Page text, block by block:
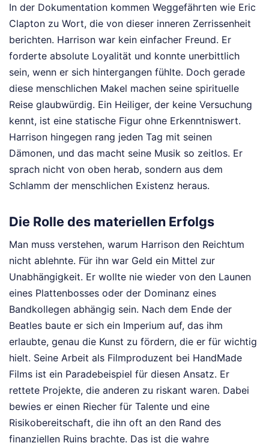
In der Dokumentation kommen Weggefährten wie Eric
Clapton zu Wort, die von dieser inneren Zerrissenheit
berichten. Harrison war kein einfacher Freund. Er
forderte absolute Loyalität und konnte unerbittlich
sein, wenn er sich hintergangen fühlte. Doch gerade
diese menschlichen Makel machen seine spirituelle
Reise glaubwürdig. Ein Heiliger, der keine Versuchung
kennt, ist eine statische Figur ohne Erkenntniswert.
Harrison hingegen rang jeden Tag mit seinen
Dämonen, und das macht seine Musik so zeitlos. Er
sprach nicht von oben herab, sondern aus dem
Schlamm der menschlichen Existenz heraus.
Die Rolle des materiellen Erfolgs
Man muss verstehen, warum Harrison den Reichtum
nicht ablehnte. Für ihn war Geld ein Mittel zur
Unabhängigkeit. Er wollte nie wieder von den Launen
eines Plattenbosses oder der Dominanz eines
Bandkollegen abhängig sein. Nach dem Ende der
Beatles baute er sich ein Imperium auf, das ihm
erlaubte, genau die Kunst zu fördern, die er für wichtig
hielt. Seine Arbeit als Filmproduzent bei HandMade
Films ist ein Paradebeispiel für diesen Ansatz. Er
rettete Projekte, die anderen zu riskant waren. Dabei
bewies er einen Riecher für Talente und eine
Risikobereitschaft, die ihn oft an den Rand des
finanziellen Ruins brachte. Das ist die wahre